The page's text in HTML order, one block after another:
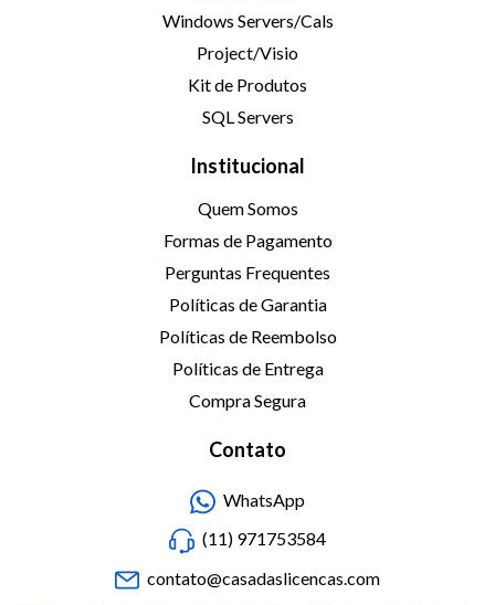
Windows Servers/Cals
Project/Visio
Kit de Produtos
SQL Servers
Institucional
Quem Somos
Formas de Pagamento
Perguntas Frequentes
Políticas de Garantia
Políticas de Reembolso
Políticas de Entrega
Compra Segura
Contato
WhatsApp
(11) 971753584
contato@casadaslicencas.com